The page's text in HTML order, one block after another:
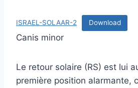
ISRAEL-SOLAAR-2 Download
Canis minor
Le retour solaire (RS) est lui
première position alarmante,